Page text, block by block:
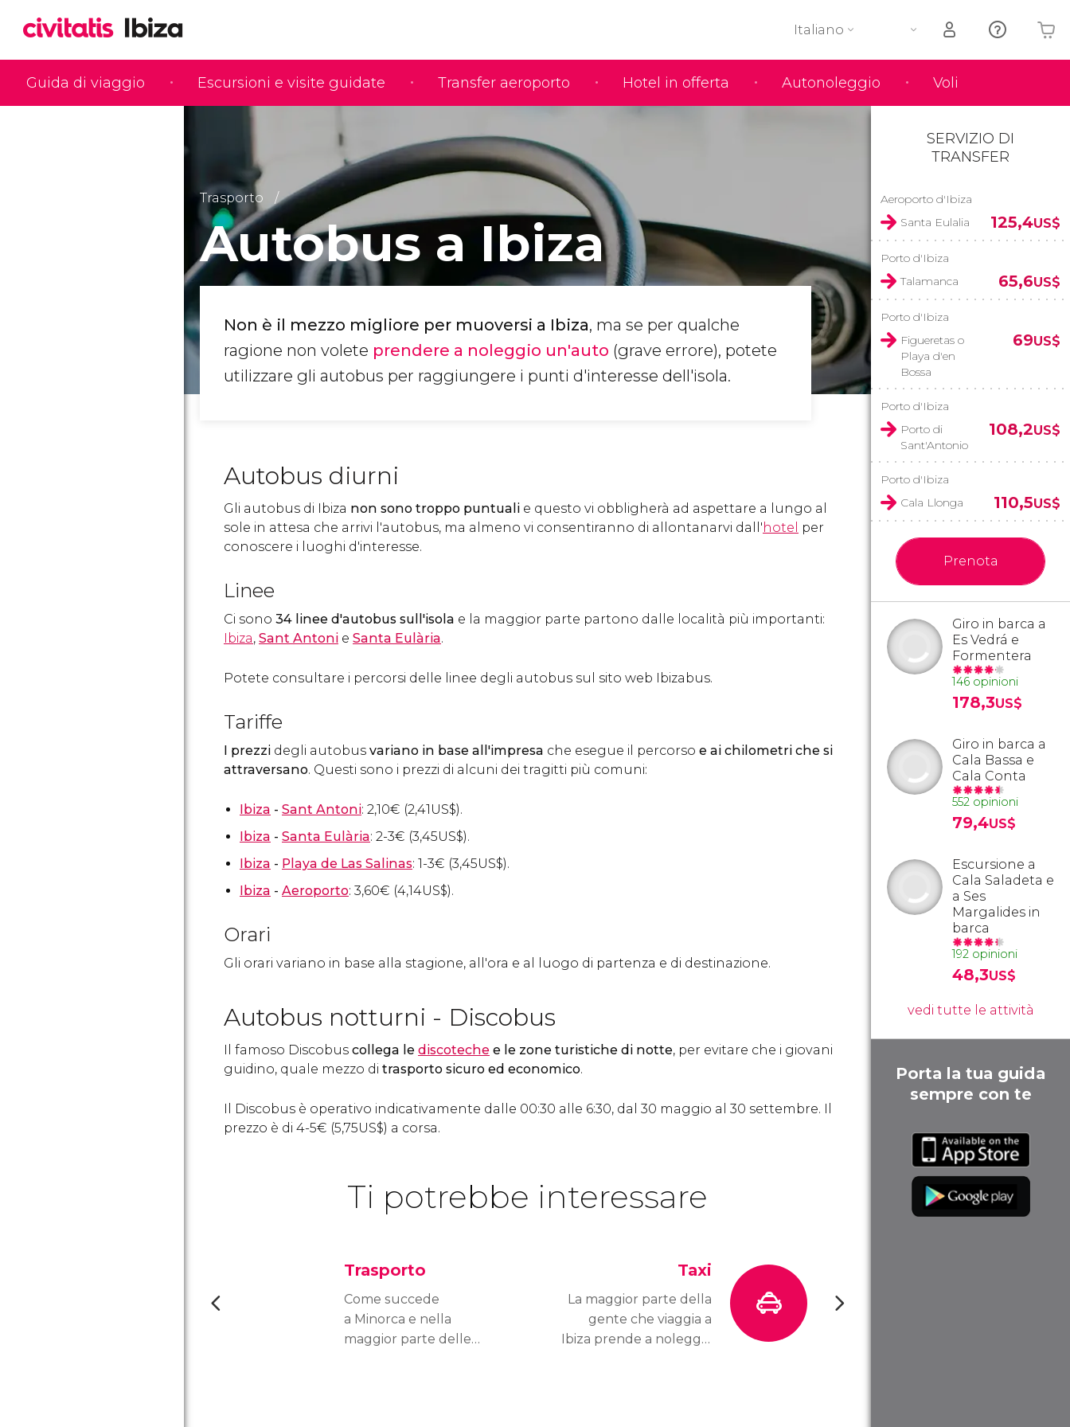
Guida di viaggio Escursioni e visite guidate Transfer aeroporto Hotel in offerta Autonoleggio Voli
Italiano
Il tuo carrello è vuoto
Trasporto
Autobus a Ibiza
Non è il mezzo migliore per muoversi a Ibiza, ma se per qualche
ragione non volete prendere a noleggio un'auto (grave errore), potete
utilizzare gli autobus per raggiungere i punti d'interesse dell'isola.
Autobus diurni
Gli autobus di Ibiza non sono troppo puntuali e questo vi obbligherà ad aspettare a lungo al
sole in attesa che arrivi l'autobus, ma almeno vi consentiranno di allontanarvi dall' hotel
per
conoscere i luoghi d'interesse.
Linee
Ci sono 34 linee d'autobus sull'isola e la maggior parte partono dalle località più importanti:
Ibiza, Sant Antoni e Santa Eulària.
Potete consultare i percorsi delle linee degli autobus sul sito web Ibizabus.
Tariffe
I prezzi degli autobus variano in base all'impresa che esegue il percorso e ai chilometri che si
attraversano. Questi sono i prezzi di alcuni dei tragitti più comuni:
Ibiza - Sant Antoni: 2,10€ (2,41 US$).
Ibiza - Santa Eulària: 2-3€ (3,45US$).
Ibiza - Playa de Las Salinas: 1-3€ (3,45US$).
Ibiza - Aeroporto: 3,60€ (4,14US$).
Orari
Gli orari variano in base alla stagione, all'ora e al luogo di partenza e di destinazione.
Autobus notturni - Discobus
Il famoso Discobus collega le discoteche e le zone turistiche di notte, per evitare che i giovani
guidino, quale mezzo di trasporto sicuro ed economico.
Il Discobus è operativo indicativamente dalle 00:30 alle 6:30, dal 30 maggio al 30 settembre. Il
prezzo è di 4-5€ (5,75US$) a corsa.
Ti potrebbe interessare
Trasporto
Come succede
a Minorca e nella
maggior parte delle
Taxi
La maggior parte della
gente che viaggia a
Ibiza prende a noleggio
SERVIZIO DI
TRANSFER
Aeroporto d'Ibiza
Santa Eulalia
125,4US$
Porto d'Ibiza
Talamanca
65,6US$
Porto d'Ibiza
Figueretas o
Playa d'en
Bossa
69US$
Porto d'Ibiza
Porto di
Sant'Antonio
108,2US$
Porto d'Ibiza
Cala Llonga
110,5US$
Prenota
Giro in barca a
Es Vedrá e
Formentera
146 opinioni
178,3US$
Giro in barca a
Cala Bassa e
Cala Conta
552 opinioni
79,4US$
Escursione a
Cala Saladeta e
a Ses
Margalides in
barca
192 opinioni
48,3US$
vedi tutte le attività
Porta la tua guida
sempre con te